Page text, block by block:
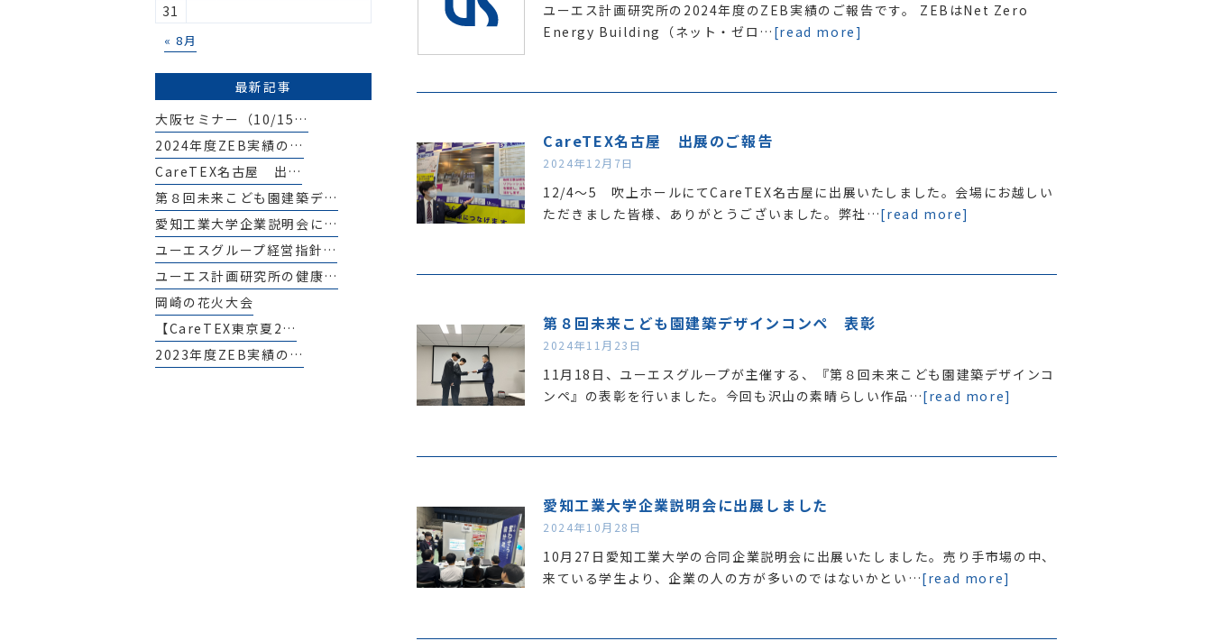
ユーエス計画研究所の2024年度のZEB実績のご報告です。 ZEBはNet Zero
Energy Building（ネット・ゼロ… [read more]
CareTEX名古屋 出展のご報告
2024年12月7日
12/4～5 吹上ホールにてCareTEX名古屋に出展いたしました。会場にお越しい
ただきました皆様、ありがとうございました。弊社…[read more]
第８回未来こども園建築デザインコンペ 表彰
2024年11月23日
11月18日、ユーエスグループが主催する、『第８回未来こども園建築デザインコ
ンペ』の表彰を行いました。今回も沢山の素晴らしい作品…[read more]
愛知工業大学企業説明会に出展しました
2024年10月28日
10月27日愛知工業大学の合同企業説明会に出展いたしました。売り手市場の中、
来ている学生より、企業の人の方が多いのではないかとい…[read more]
« 8月
31
最新記事
大阪セミナー（10/15…
2024年度ZEB実績の…
CareTEX名古屋 出…
第８回未来こども園建築デ…
愛知工業大学企業説明会に…
ユーエスグループ経営指針…
ユーエス計画研究所の健康…
岡崎の花火大会
【CareTEX東京夏2…
2023年度ZEB実績の…